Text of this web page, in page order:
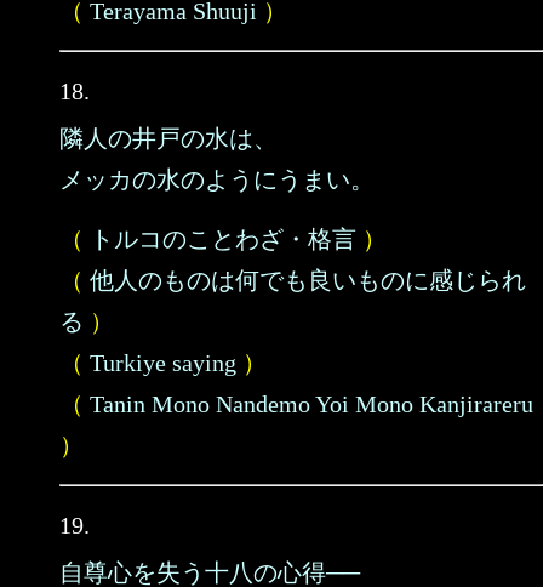
（ Terayama Shuuji ）
18.
隣人の井戸の水は、
メッカの水のようにうまい。
（ トルコのことわざ・格言 ）
（ 他人のものは何でも良いものに感じられ
る ）
（ Turkiye saying ）
（ Tanin Mono Nandemo Yoi Mono Kanjirareru
）
19.
自尊心を失う十八の心得──